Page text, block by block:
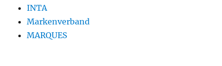
INTA
Markenverband
MARQUES